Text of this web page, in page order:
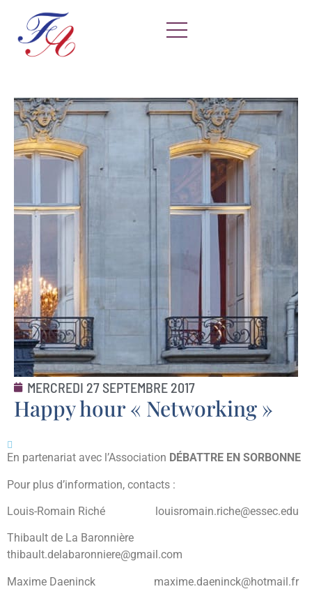
MERCREDI 27 SEPTEMBRE 2017
Happy hour « Networking »
En partenariat avec l’Association DÉBATTRE EN SORBONNE
Pour plus d’information, contacts :
Louis-Romain Riché louisromain.riche@essec.edu
Thibault de La Baronnière
thibault.delabaronniere@gmail.com
Maxime Daeninck maxime.daeninck@hotmail.fr